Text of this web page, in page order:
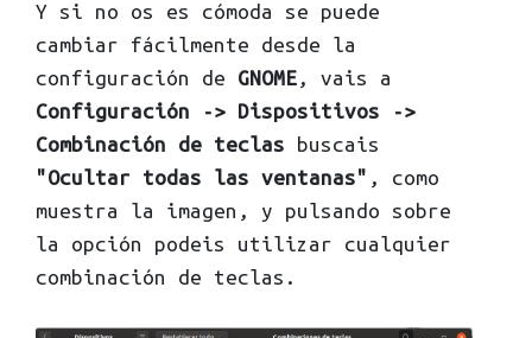
Y si no os es cómoda se puede
cambiar fácilmente desde la
configuración de GNOME , vais a
Configuración -> Dispositivos ->
Combinación de teclas buscais
"Ocultar todas las ventanas" , como
muestra la imagen, y pulsando sobre
la opción podeis utilizar cualquier
combinación de teclas.